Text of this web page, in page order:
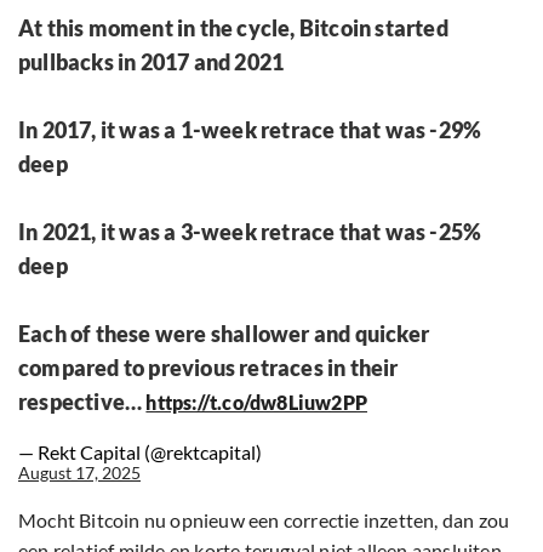
At this moment in the cycle, Bitcoin started
pullbacks in 2017 and 2021
In 2017, it was a 1-week retrace that was -29%
deep
In 2021, it was a 3-week retrace that was -25%
deep
Each of these were shallower and quicker
compared to previous retraces in their
respective… https://t.co/dw8Liuw2PP
— Rekt Capital (@rektcapital)
August 17, 2025
Mocht Bitcoin nu opnieuw een correctie inzetten, dan zou